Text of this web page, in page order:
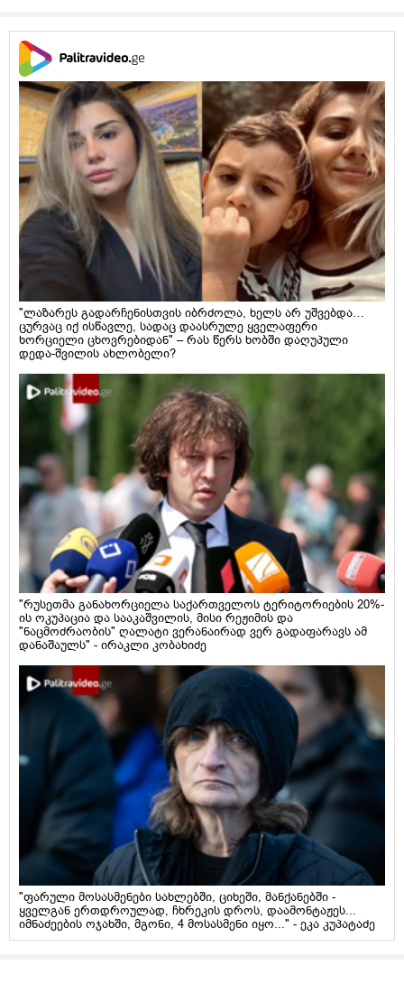
"ლაზარეს გადარჩენისთვის იბრძოლა, ხელს არ უშვებდა…
ცურვაც იქ ისწავლე, სადაც დაასრულე ყველაფერი
ხორციელი ცხოვრებიდან" – რას წერს ხობში დაღუპული
დედა-შვილის ახლობელი?
"რუსეთმა განახორციელა საქართველოს ტერიტორიების 20%-
ის ოკუპაცია და სააკაშვილის, მისი რეჟიმის და
"ნაცმოძრაობის" ღალატი ვერანაირად ვერ გადაფარავს ამ
დანაშაულს" - ირაკლი კობახიძე
"ფარული მოსასმენები სახლებში, ციხეში, მანქანებში -
ყველგან ერთდროულად, ჩხრეკის დროს, დაამონტაჟეს...
იმნაძეების ოჯახში, მგონი, 4 მოსასმენი იყო..." - ეკა კუპატაძე